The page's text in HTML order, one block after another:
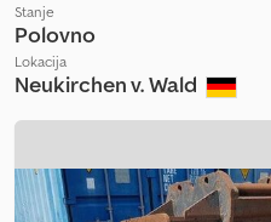
Stanje
Polovno
Lokacija
Neukirchen v. Wald